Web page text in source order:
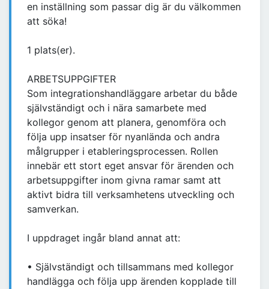
en inställning som passar dig är du välkommen
att söka!
1 plats(er).
ARBETSUPPGIFTER
Som integrationshandläggare arbetar du både
självständigt och i nära samarbete med
kollegor genom att planera, genomföra och
följa upp insatser för nyanlända och andra
målgrupper i etableringsprocessen. Rollen
innebär ett stort eget ansvar för ärenden och
arbetsuppgifter inom givna ramar samt att
aktivt bidra till verksamhetens utveckling och
samverkan.
I uppdraget ingår bland annat att:
• Självständigt och tillsammans med kollegor
handlägga och följa upp ärenden kopplade till